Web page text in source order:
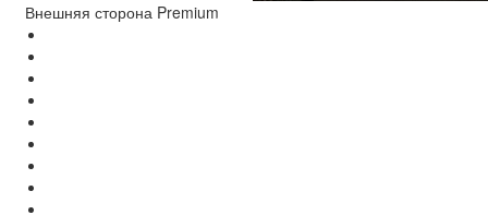
Внешняя сторона Premium